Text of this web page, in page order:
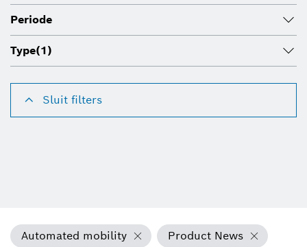
Periode
Type(1)
Sluit filters
Automated mobility Product News